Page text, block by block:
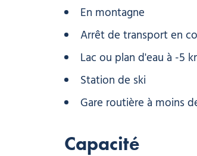
En montagne
Arrêt de transport en
Lac ou plan d'eau à -5
Station de ski
Gare routière à moins
Capacité